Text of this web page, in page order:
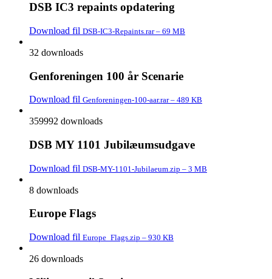
DSB IC3 repaints opdatering
Download fil DSB-IC3-Repaints.rar – 69 MB
32 downloads
Genforeningen 100 år Scenarie
Download fil Genforeningen-100-aar.rar – 489 KB
359992 downloads
DSB MY 1101 Jubilæumsudgave
Download fil DSB-MY-1101-Jubilaeum.zip – 3 MB
8 downloads
Europe Flags
Download fil Europe_Flags.zip – 930 KB
26 downloads